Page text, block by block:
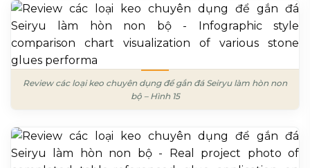
Review các loại keo chuyên dụng để gắn đá Seiryu làm hòn non
bộ – Hình 15